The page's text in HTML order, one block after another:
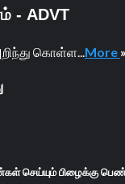
- ADVT
கொள்ள... More »
செய்யும் பிழைக்கு